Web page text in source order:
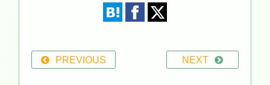
PREVIOUS NEXT